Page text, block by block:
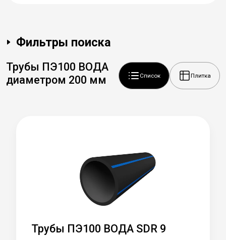
Фильтры поиска
Трубы ПЭ100 ВОДА
диаметром 200 мм
Список Плитка
Трубы ПЭ100 ВОДА SDR 9